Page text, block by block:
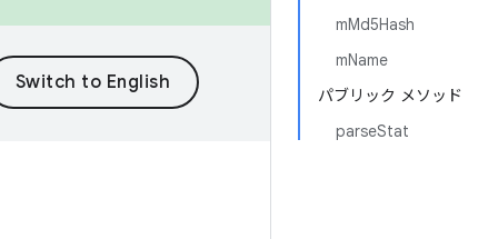
mMd5Hash
mName
パブリック メソッド
parseStat